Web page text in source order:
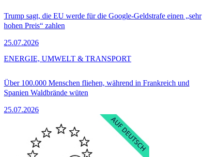
Trump sagt, die EU werde für die Google-Geldstrafe einen „sehr
hohen Preis“ zahlen
25.07.2026
Über 100.000 Menschen fliehen, während in Frankreich und
Spanien Waldbrände wüten
25.07.2026
ENERGIE, UMWELT & TRANSPORT